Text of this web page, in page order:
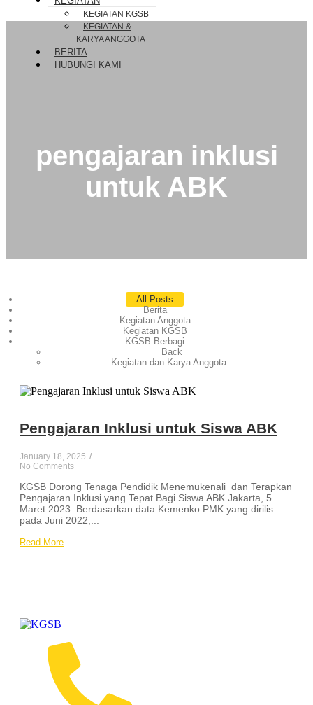
KEGIATAN KGSB
KEGIATAN &
KARYA ANGGOTA
BERITA
HUBUNGI KAMI
pengajaran inklusi
untuk ABK
All Posts
Berita
Kegiatan Anggota
Kegiatan KGSB
KGSB Berbagi
Back
Kegiatan dan Karya Anggota
Pengajaran Inklusi untuk Siswa ABK
January 18, 2025 /
No Comments
KGSB Dorong Tenaga Pendidik Menemukenali dan Terapkan
Pengajaran Inklusi yang Tepat Bagi Siswa ABK Jakarta, 5
Maret 2023. Berdasarkan data Kemenko PMK yang dirilis
pada Juni 2022,...
Read More